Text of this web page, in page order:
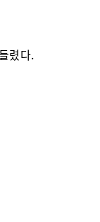
렸다.